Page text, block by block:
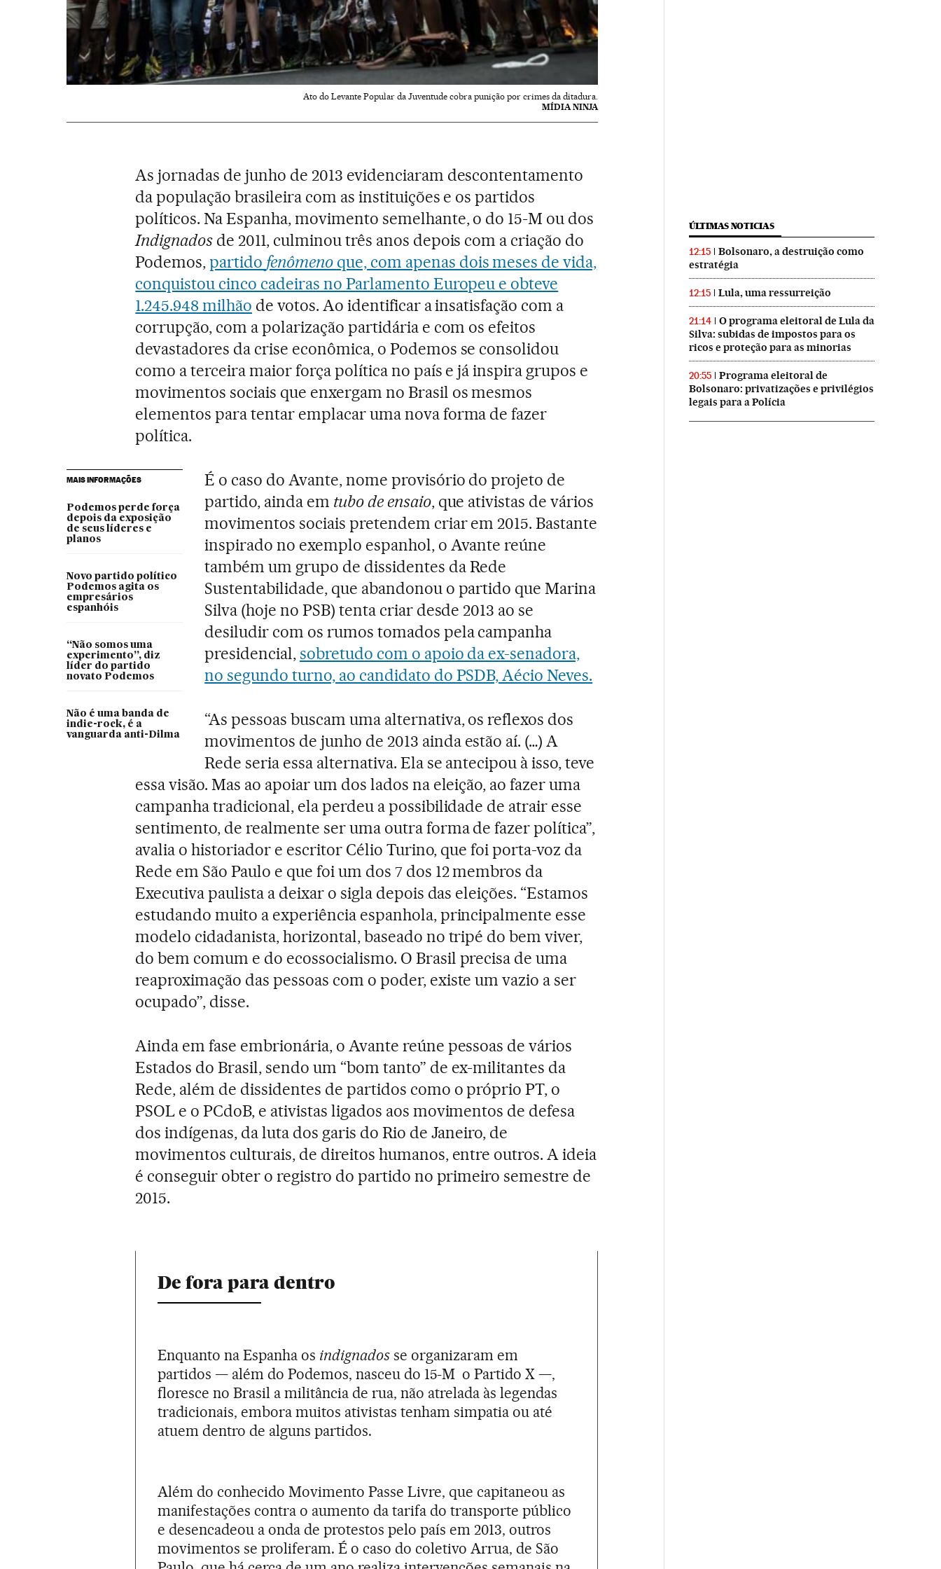
Ato do Levante Popular da Juventude cobra punição por crimes da ditadura.
MÍDIA NINJA
As jornadas de junho de 2013 evidenciaram descontentamento
da população brasileira com as instituições e os partidos
políticos. Na Espanha, movimento semelhante, o do 15-M ou dos
Indignados de 2011, culminou três anos depois com a criação do
Podemos,partido fenômeno que, com apenas dois meses de vida,
conquistou cinco cadeiras no Parlamento Europeu e obteve
1.245.948 milhão de votos. Ao identificar a insatisfação com a
corrupção, com a polarização partidária e com os efeitos
devastadores da crise econômica, o Podemos se consolidou
como a terceira maior força política no país e já inspira grupos e
movimentos sociais que enxergam no Brasil os mesmos
elementos para tentar emplacar uma nova forma de fazer
política.
MAIS INFORMAÇÕES
Podemos perde força
depois da exposição
de seus líderes e
planos
Novo partido político
Podemos agita os
empresários
espanhóis
“Não somos uma
experimento”, diz
líder do partido
novato Podemos
Não é uma banda de
indie-rock, é a
vanguarda anti-Dilma
É o caso do Avante, nome provisório do projeto de
partido, ainda em tubo de ensaio, que ativistas de vários
movimentos sociais pretendem criar em 2015. Bastante
inspirado no exemplo espanhol, o Avante reúne
também um grupo de dissidentes da Rede
Sustentabilidade, que abandonou o partido que Marina
Silva (hoje no PSB) tenta criar desde 2013 ao se
desiludir com os rumos tomados pela campanha
presidencial,sobretudo com o apoio da ex-senadora,
no segundo turno, ao candidato do PSDB, Aécio Neves.
“As pessoas buscam uma alternativa, os reflexos dos
movimentos de junho de 2013 ainda estão aí. (…) A
Rede seria essa alternativa. Ela se antecipou à isso, teve
essa visão. Mas ao apoiar um dos lados na eleição, ao fazer uma
campanha tradicional, ela perdeu a possibilidade de atrair esse
sentimento, de realmente ser uma outra forma de fazer política”,
avalia o historiador e escritor Célio Turino, que foi porta-voz da
Rede em São Paulo e que foi um dos 7 dos 12 membros da
Executiva paulista a deixar o sigla depois das eleições. “Estamos
estudando muito a experiência espanhola, principalmente esse
modelo cidadanista, horizontal, baseado no tripé do bem viver,
do bem comum e do ecossocialismo. O Brasil precisa de uma
reaproximação das pessoas com o poder, existe um vazio a ser
ocupado”, disse.
Ainda em fase embrionária, o Avante reúne pessoas de vários
Estados do Brasil, sendo um “bom tanto” de ex-militantes da
Rede, além de dissidentes de partidos como o próprio PT, o
PSOL e o PCdoB, e ativistas ligados aos movimentos de defesa
dos indígenas, da luta dos garis do Rio de Janeiro, de
movimentos culturais, de direitos humanos, entre outros. A ideia
é conseguir obter o registro do partido no primeiro semestre de
2015.
De fora para dentro
Enquanto na Espanha os indignadosse organizaram em
partidos — além do Podemos, nasceu do 15-M o Partido X —,
floresce no Brasil a militância de rua, não atrelada às legendas
tradicionais, embora muitos ativistas tenham simpatia ou até
atuem dentro de alguns partidos.
Além do conhecido Movimento Passe Livre, que capitaneou as
manifestações contra o aumento da tarifa do transporte público
e desencadeou a onda de protestos pelo país em 2013, outros
movimentos se proliferam. É o caso do coletivo Arrua, de São
ÚLTIMAS NOTICIAS
12:15
Bolsonaro, a destruição como
estratégia
12:15 Lula, uma ressurreição
21:14
O programa eleitoral de Lula da
Silva: subidas de impostos para os
ricos e proteção para as minorias
20:55
Programa eleitoral de
Bolsonaro: privatizações e privilégios
legais para a Polícia